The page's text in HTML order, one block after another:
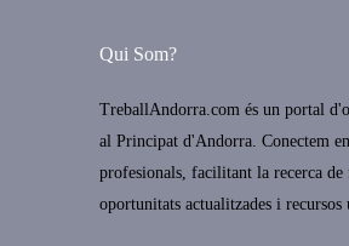
Qui Som?
TreballAndorra.com és un portal
al Principat d'Andorra. Conectem
profesionals, facilitant la recerca de
oportunitats actualitzades i recursos